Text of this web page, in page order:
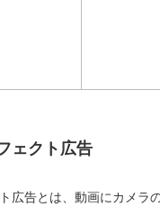
ェクト広告
広告とは、動画にカメラ